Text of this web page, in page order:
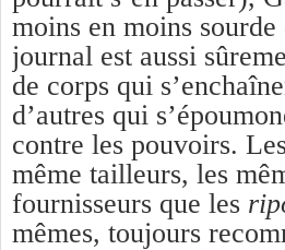
moins en moins
journal est aussi
de corps qui
d’autres qui
contre les pouvoirs.
même tailleurs, les
fournisseurs que les
mêmes, toujours